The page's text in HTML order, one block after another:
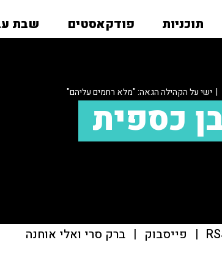
תוכניות פודקאסטים שבת
| ישי על הקהילה הגאה: "מלא רחמים עליהם"
כספית
| פייסבוק | ברק סרי ואלי אוחנה